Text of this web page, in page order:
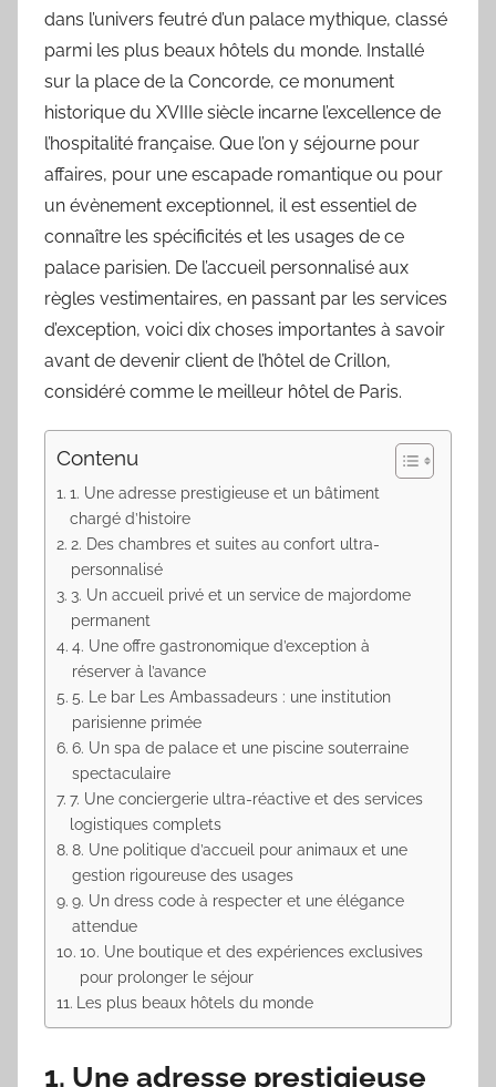
dans l’univers feutré d’un palace mythique, classé
parmi les plus beaux hôtels du monde. Installé
sur la place de la Concorde, ce monument
historique du XVIIIe siècle incarne l’excellence de
l’hospitalité française. Que l’on y séjourne pour
affaires, pour une escapade romantique ou pour
un évènement exceptionnel, il est essentiel de
connaître les spécificités et les usages de ce
palace parisien. De l’accueil personnalisé aux
règles vestimentaires, en passant par les services
d’exception, voici dix choses importantes à savoir
avant de devenir client de l’hôtel de Crillon,
considéré comme le meilleur hôtel de Paris.
Contenu
1. Une adresse prestigieuse et un bâtiment
chargé d’histoire
2. Des chambres et suites au confort ultra-
personnalisé
3. Un accueil privé et un service de majordome
permanent
4. Une offre gastronomique d’exception à
réserver à l’avance
5. Le bar Les Ambassadeurs : une institution
parisienne primée
6. Un spa de palace et une piscine souterraine
spectaculaire
7. Une conciergerie ultra-réactive et des services
logistiques complets
8. Une politique d’accueil pour animaux et une
gestion rigoureuse des usages
9. Un dress code à respecter et une élégance
attendue
10. Une boutique et des expériences exclusives
pour prolonger le séjour
Les plus beaux hôtels du monde
1. Une adresse prestigieuse